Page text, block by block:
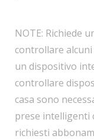
NOTE: Richiede
controllare
un dispositivo
controllare
casa sono
prese intelligenti
richiesti